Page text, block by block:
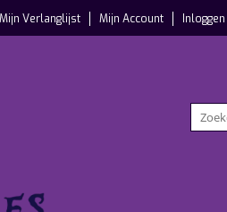
Mijn Verlanglijst Mijn Account Inloggen